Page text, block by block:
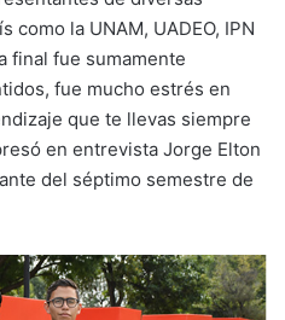
como la UNAM, UADEO, IPN
final fue sumamente
fue mucho estrés en
que te llevas siempre
en entrevista Jorge Elton
del séptimo semestre de